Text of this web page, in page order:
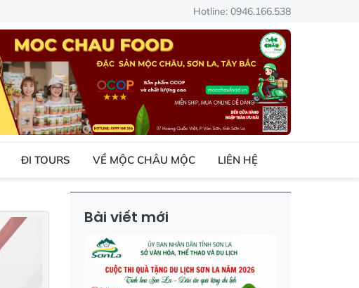
Hotline: 0946.166.538
ĐI TOURS VỀ MỘC CHÂU MỘC LIÊN HỆ
Bài viết mới